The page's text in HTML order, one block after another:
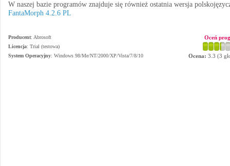
W naszej bazie programów znajduje się również ostatnia wersja
FantaMorph 4.2.6 PL
Producent: Abrosoft
Licencja: Trial (testowa)
System Operacyjny: Windows 98/Me/NT/2000/XP/Vista/7/8/10
Oceń
Ocena: 3.3 (3